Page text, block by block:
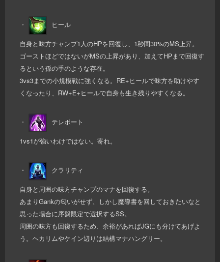
・ ヒール
自身と味方チャンプ1人のHPを回復し、1秒間30%のMS上昇。
ゴーストほどではないがMSの上昇があり、加えてHPまで回復す
るという孫の手のような存在。
3vs3までの小規模戦に強くなる。RE+ヒールで味方を助けやす
くなったり、RW+E+ヒールで自身も生き残りやすくなる。
・ テレポート
1vs1が強いわけではない。寄れ。
・ クラリティ
自身と周囲の味方チャンプのマナを回復する。
あまりGankの匂いがせず、しかし魔導書を回しておきたいなと
思った場合に序盤限定で選択するSS。
周囲の味方も回復するため、余裕があればJGにも分けてあげよ
う。ヘカリムやケイン辺りは結構マナハングリー。